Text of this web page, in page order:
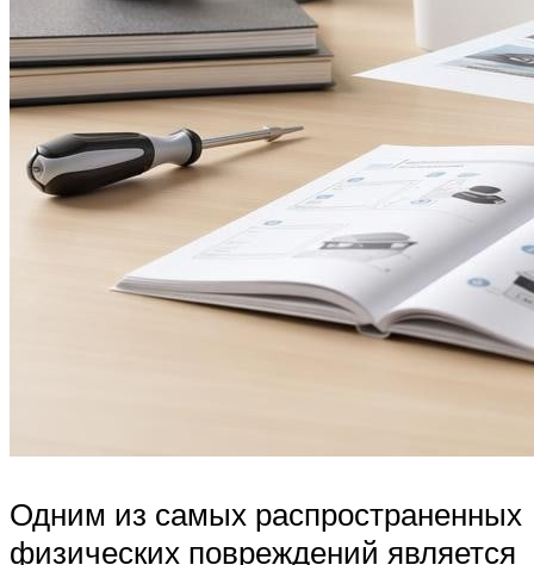
Одним из самых распространенных
физических повреждений является